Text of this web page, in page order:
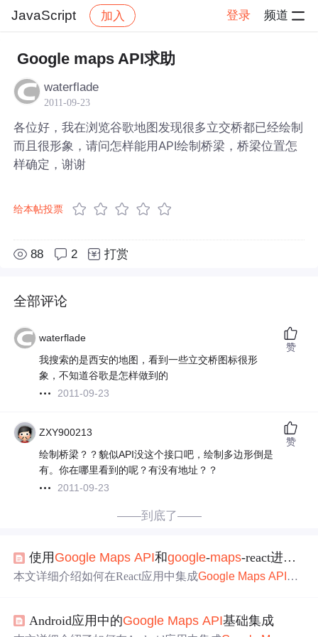
JavaScript 加入 登录 频道
社区 JavaScript 帖子详情
Google maps API求助
waterflade
2011-09-23
各位好，我在浏览谷歌地图发现很多立交桥都已经绘制
而且很形象，请问怎样能用API绘制桥梁，桥梁位置怎
样确定，谢谢
给本帖投票
88 2 打赏
全部评论
waterflade
我搜索的是西安的地图，看到一些立交桥图标很形
象，不知道谷歌是怎样做到的
2011-09-23
赞
ZXY900213
绘制桥梁？？貌似API没这个接口吧，绘制多边形倒是
有。你在哪里看到的呢？有没有地址？？
2011-09-23
赞
——到底了——
使用 Google Maps API和google-maps-react进行React Apps
本文详细介绍如何在React应用中集成Google Maps API ，
Android应用中的Google Maps API基础集成